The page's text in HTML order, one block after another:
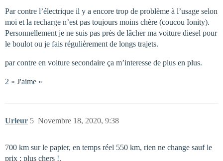
Par contre l’électrique il y a encore trop de problème à l’usage selon
moi et la recharge n’est pas toujours moins chère (coucou Ionity).
Personnellement je ne suis pas près de lâcher ma voiture diesel pour
le boulot ou je fais régulièrement de longs trajets.
par contre en voiture secondaire ça m’interesse de plus en plus.
2 « J'aime »
Urleur Novembre 18, 2020, 9:38
5
700 km sur le papier, en temps réel 550 km, rien ne change sauf le
prix : plus chers !.